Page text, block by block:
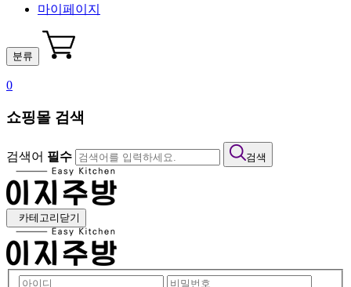
마이페이지
분류
0
쇼핑몰 검색
검색어 필수 검색
카테고리닫기